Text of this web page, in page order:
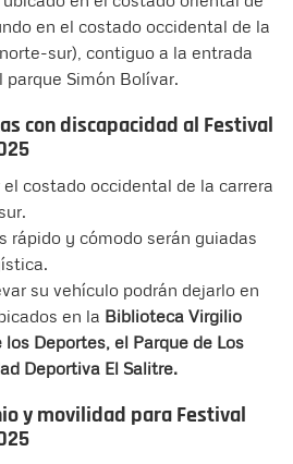
en el costado occidental de la
sur), contiguo a la entrada
parque Simón Bolívar.
con discapacidad al Festival
el costado occidental de la carrera
rápido y cómodo serán guiadas
su vehículo podrán dejarlo en
en la Biblioteca Virgilio
Deportes, el Parque de Los
Deportiva El Salitre.
y movilidad paraFestival